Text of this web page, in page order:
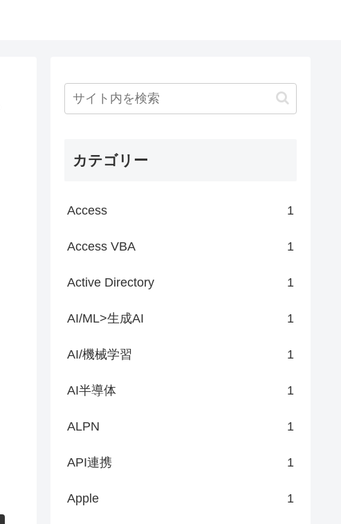
カテゴリー
Access 1
Access VBA 1
Active Directory 1
AI/ML>生成AI 1
AI/機械学習 1
AI半導体 1
ALPN 1
API連携 1
Apple 1